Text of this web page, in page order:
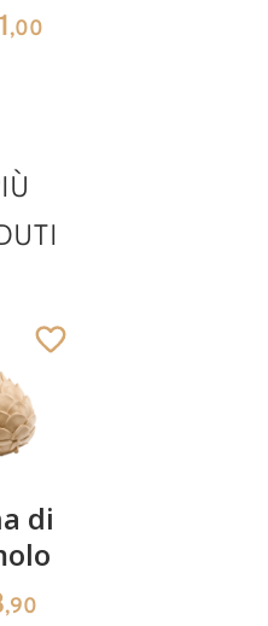
San Domenico
Aggiunto al carrello
,00
di
,90